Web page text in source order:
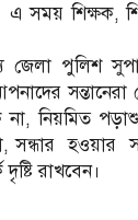
এ সময় শিক্ষক,
জেলা পুলিশ
নিয়মিত
সন্ধার হওয়ার
রাখবেন।